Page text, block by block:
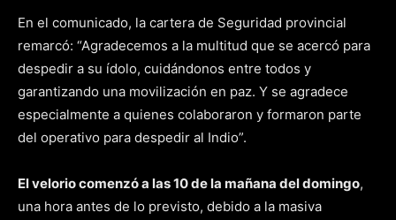
En el comunicado, la cartera de Seguridad provincial
remarcó: “Agradecemos a la multitud que se acercó para
despedir a su ídolo, cuidándonos entre todos y
garantizando una movilización en paz. Y se agradece
especialmente a quienes colaboraron y formaron parte
del operativo para despedir al Indio”.
El velorio comenzó a las 10 de la mañana del domingo,
una hora antes de lo previsto, debido a la masiva